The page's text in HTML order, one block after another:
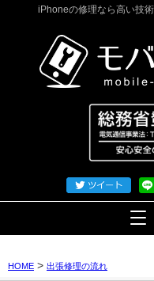
iPhoneの修理なら高い技
HOME > 出張修理の流れ